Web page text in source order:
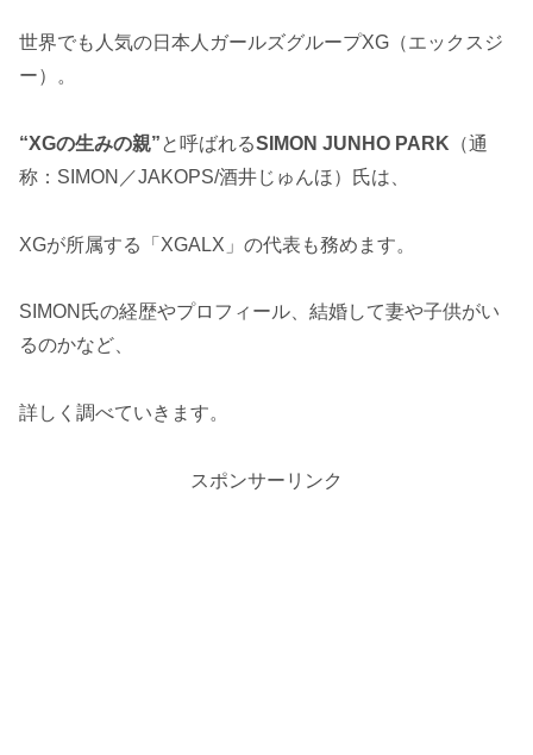
世界でも人気の日本人ガールズグループXG（エックスジ
ー）。
“XGの生みの親”と呼ばれるSIMON JUNHO PARK （通
称：SIMON／JAKOPS/酒井じゅんほ）氏は、
XGが所属する「XGALX」の代表も務めます。
SIMON氏の経歴やプロフィール、結婚して妻や子供がい
るのかなど、
詳しく調べていきます。
スポンサーリンク